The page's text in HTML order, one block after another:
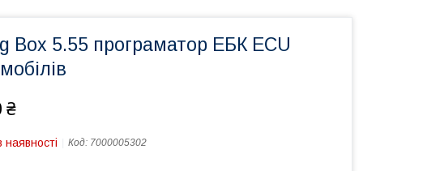
Box 5.55 програматор ЕБК ECU
₴
Код: 7000005302